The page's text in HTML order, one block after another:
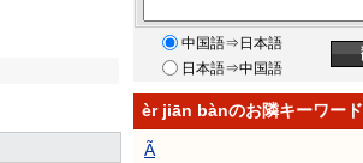
中国語⇒日本語
日本語⇒中国語
èr jiān bànのお隣キーワード
Ã